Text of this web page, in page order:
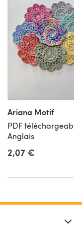
Ariana Motif
PDF téléchargeable,
Anglais
2,07 €